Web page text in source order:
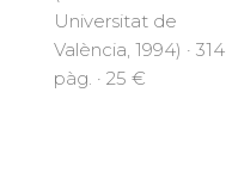
Universitat de
València, 1994) · 314
pàg. · 25 €